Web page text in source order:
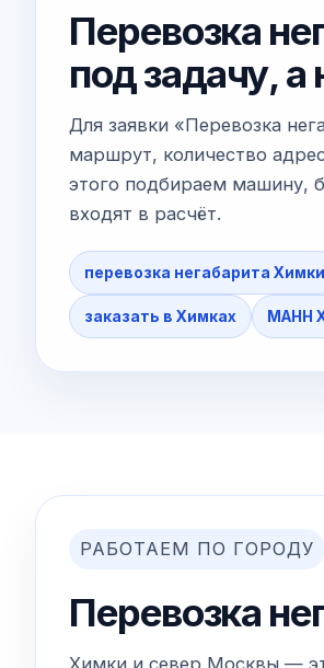
Перевозка
под задачу,
Для заявки «Перевозка
маршрут, количество
этого подбираем машину,
входят в расчёт.
перевозка негабарита Химки
заказать в Химках МАНН
РАБОТАЕМ ПО ГОРОДУ
Перевозка
Химки и север Москвы —